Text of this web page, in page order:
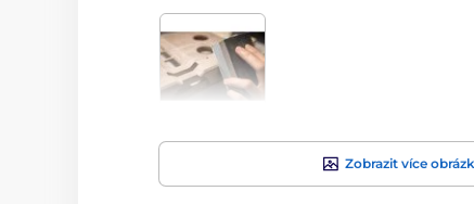
Zobrazit více